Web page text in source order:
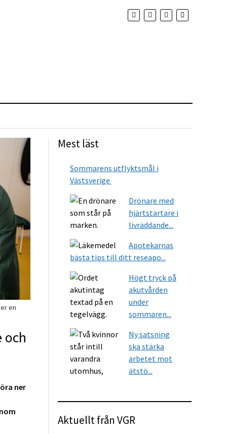
en
och
ner
Mest läst
Sommarens utflyktsmål i
Västsverige
Drönare med
hjärtstartare i
livräddande...
Apotekarnas
bästa tips till ditt reseapo...
Högt tryck på
akutvården
under
sommaren...
Ny satsning
ska stärka
arbetet mot
ätstö...
Aktuellt från VGR